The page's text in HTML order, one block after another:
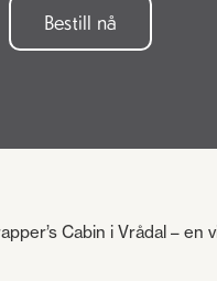
Bestill nå